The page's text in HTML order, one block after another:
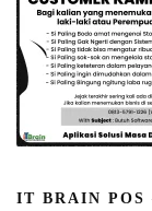
IT BRAIN POS